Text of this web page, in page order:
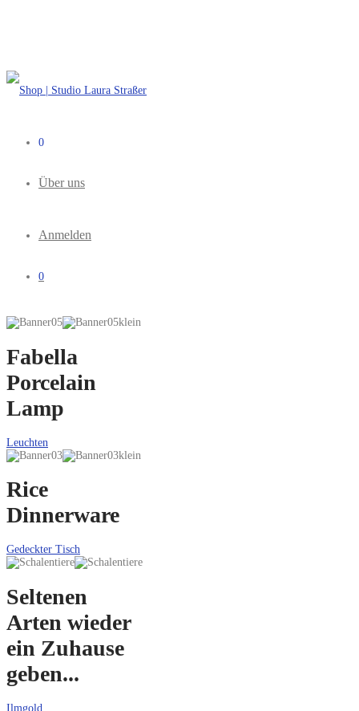
0
Über uns
Anmelden
0
Fabella
Porcelain
Lamp
Leuchten
Rice
Dinnerware
Gedeckter Tisch
Seltenen
Arten wieder
ein Zuhause
geben...
Ilmgold